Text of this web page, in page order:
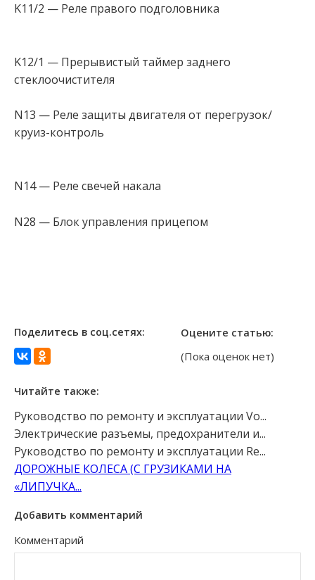
K11/2 — Реле правого подголовника
K12/1 — Прерывистый таймер заднего
стеклоочистителя
N13 — Реле защиты двигателя от перегрузок/
круиз-контроль
N14 — Реле свечей накала
N28 — Блок управления прицепом
Поделитесь в соц.сетях: Оцените статью:
(Пока оценок нет)
Читайте также:
Руководство по ремонту и эксплуатации Vo...
Электрические разъемы, предохранители и...
Руководство по ремонту и эксплуатации Re...
ДОРОЖНЫЕ КОЛЕСА (С ГРУЗИКАМИ НА
«ЛИПУЧКА...
Добавить комментарий
Комментарий